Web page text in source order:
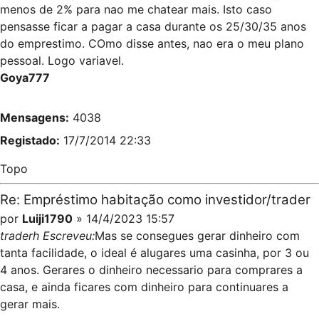
menos de 2% para nao me chatear mais. Isto caso
pensasse ficar a pagar a casa durante os 25/30/35 anos
do emprestimo. COmo disse antes, nao era o meu plano
pessoal. Logo variavel.
Goya777
Mensagens: 4038
Registado: 17/7/2014 22:33
Topo
Re: Empréstimo habitação como investidor/trader
por Luiji1790 » 14/4/2023 15:57
traderh Escreveu:Mas se consegues gerar dinheiro com
tanta facilidade, o ideal é alugares uma casinha, por 3 ou
4 anos. Gerares o dinheiro necessario para comprares a
casa, e ainda ficares com dinheiro para continuares a
gerar mais.